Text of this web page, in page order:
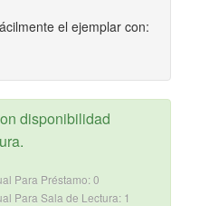
el ejemplar con:
disponibilidad
Para Préstamo: 0
Para Sala de Lectura: 1